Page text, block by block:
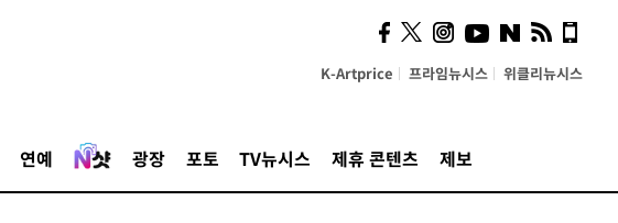
K-Artprice 프라임뉴시스 위클리뉴시스
연예 광장 포토 TV뉴시스 제휴 콘텐츠 제보
사이 해답 찾았죠"…알을
깨고 나온 '초자아'